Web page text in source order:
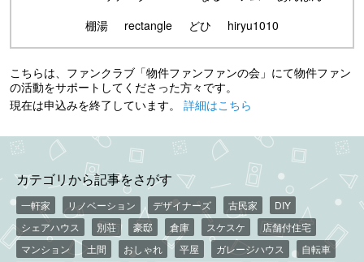
棚湯
rectangle どひ hiryu1010
こちらは、ファンクラブ「物件ファンファンの会」にて物件ファン
の活動をサポートしてくださった方々です。
現在は申込みを終了しています。 詳細はこちら
カテゴリから記事をさがす
一軒家 リノベーション デザイナーズ 古民家
DIY
シェアハウス
別荘 豪邸 倉庫 スケスケ
店舗付住宅
マンション
土間 おしゃれ 平屋 ガレージハウス
自転車